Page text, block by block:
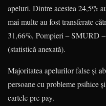
apeluri. Dintre acestea 24,5%
mai multe au fost transferate
31,66%, Pom­pieri – SMURD
(statistică anexată).
Majoritatea apelurilor false şi
persoane cu probleme psihice
cartele pre pay.